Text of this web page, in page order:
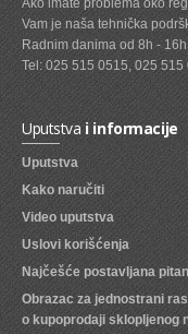
SVEZE VOCE
SVEZE POVRCE
DZEMOVI,
BOMBONI
ZVAKE
LIZALICE
COKOLADE
KREMOVI
Ako imate problema oko
Vam je naša tehnička
Radnim danima od 8h -
Tel: 025 515 0515, 025
Uputstvai informacije
Uputstva
Kako naručiti
Video uputstva
Uslovi korišćenja
Najčešće postavljana
Obrazac za jednostrani
o kupoprodaji sklopljenog